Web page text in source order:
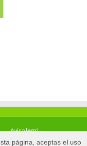
Aviso legal
página, aceptas el uso